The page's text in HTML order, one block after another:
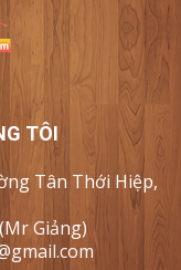
TÔI
Tân Thới Hiệp,
(Mr Giảng)